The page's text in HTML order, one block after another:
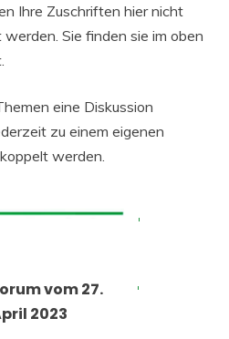
Ihre Zuschriften hier nicht
Sie finden sie im oben
eine Diskussion
zu einem eigenen
werden.
vom 27.
2023